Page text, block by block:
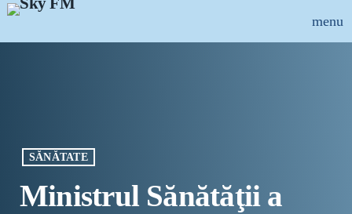
menu
close
SĂNĂTATE
Ministrul Sănătăţii a